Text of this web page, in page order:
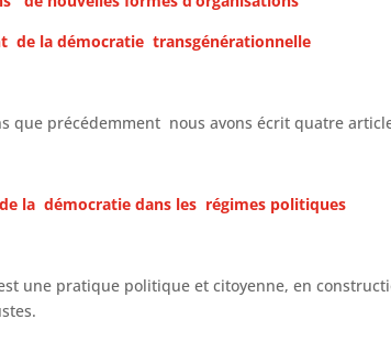
de la démocratie transgénérationnelle
que précédemment nous avons écrit quatre
la démocratie dans les régimes politiques
une pratique politique et citoyenne, en